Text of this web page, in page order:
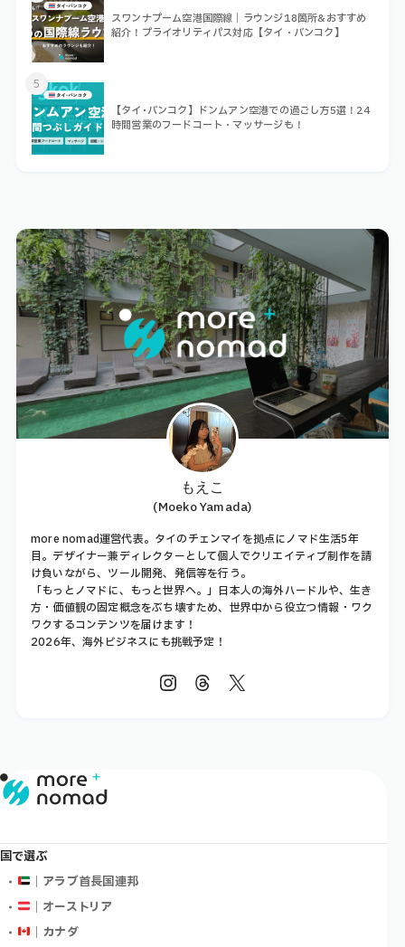
スワンナプーム空港国際線｜ラウンジ18箇所&おすすめ
紹介！プライオリティパス対応【タイ・バンコク】
5
【タイ･バンコク】ドンムアン空港での過ごし方5選！24
時間営業のフードコート・マッサージも！
もえこ
(Moeko Yamada)
more nomad運営代表。タイのチェンマイを拠点にノマド生活5年
目。デザイナー兼ディレクターとして個人でクリエイティブ制作を請
け負いながら、ツール開発、発信等を行う。
「もっとノマドに、もっと世界へ。」日本人の海外ハードルや、生き
方・価値観の固定概念をぶち壊すため、世界中から役立つ情報・ワク
ワクするコンテンツを届けます！
2026年、海外ビジネスにも挑戦予定！
国で選ぶ
｜アラブ首長国連邦
｜オーストリア
｜カナダ